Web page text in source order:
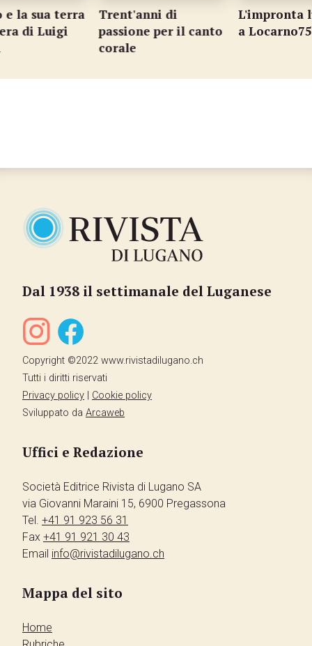
la sua terra
di Luigi
Trent'anni di
passione per il canto
corale
L'impronta
a Locarno75
…
Dal 1938 il settimanale del Luganese
Copyright ©2022 www.rivistadilugano.ch
Tutti i diritti riservati
Privacy policy
Cookie policy
Sviluppato da Arcaweb
Uffici e Redazione
Società Editrice Rivista di Lugano SA
via Giovanni Maraini 15, 6900 Pregassona
Tel. +41 91 923 56 31
Fax +41 91 921 30 43
Email info@rivistadilugano.ch
Mappa del sito
Home